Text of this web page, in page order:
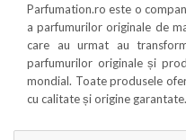
Parfumation.ro este o
a parfumurilor originale de
care au urmat au
parfumurilor originale și
mondial. Toate produsele
cu calitate și origine garantate.